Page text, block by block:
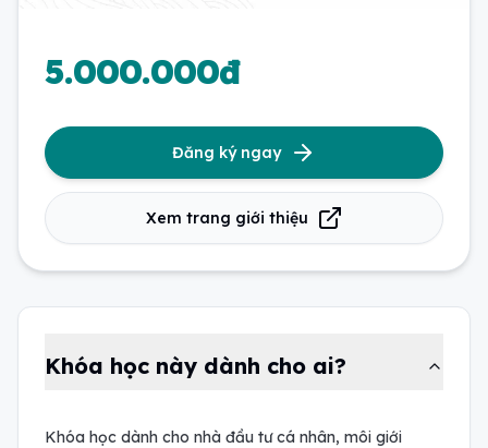
5.000.000đ
Đăng ký ngay
Xem trang giới thiệu
Khóa học này dành cho ai?
Khóa học dành cho nhà đầu tư cá nhân, môi giới